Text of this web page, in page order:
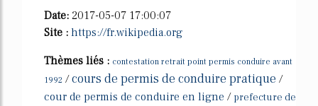
Date: 2017-05-07 17:00:07
Site : https://fr.wikipedia.org
Thèmes liés : contestation retrait point permis conduire avant
1992 /cours de permis de conduire pratique /
cour de permis de conduire en ligne / prefecture de